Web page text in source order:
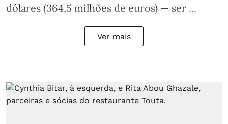
dólares (364,5 milhões de euros) — ser ...
Ver mais